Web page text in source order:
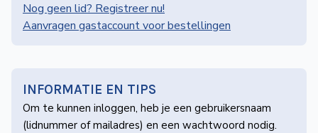
NVBS
Wegwijzer
NVBS
Nog geen lid? Registreer nu!
Aanvragen gastaccount voor bestellingen
INFORMATIE EN TIPS
Om te kunnen inloggen, heb je een gebruikers­naam
(lidnummer of mailadres) en een wachtwoord nodig.